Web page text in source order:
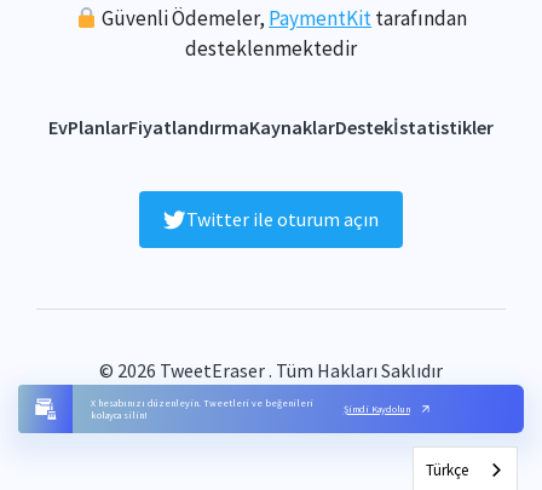
X hesabınızı düzenleyin. Tweetleri ve beğenileri
kolayca silin!
Şimdi Kaydolun
Güvenli Ödemeler, PaymentKittarafından
desteklenmektedir
EvPlanlarFiyatlandırmaKaynaklarDestekİstatistikler
Twitter ile oturum açın
© 2026 TweetEraser . Tüm Hakları Saklıdır
SSS
ŞartlarGizlilik İletişim
Türkçe